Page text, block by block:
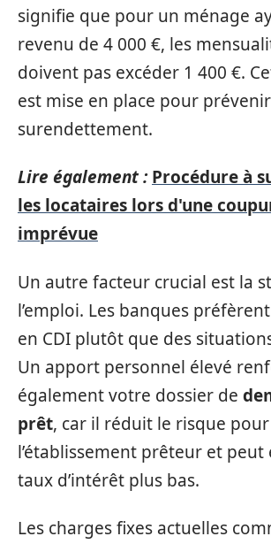
signifie que pour un ménage
revenu de 4 000 €, les
doivent pas excéder 1 400 €.
est mise en place pour
surendettement.
Lire également : Procédure à
les locataires lors d'une
imprévue
Un autre facteur crucial est la
l’emploi. Les banques
en CDI plutôt que des
Un apport personnel élevé
également votre dossier de
prêt, car il réduit le risque pour
l’établissement prêteur et
taux d’intérêt plus bas.
Les charges fixes actuelles